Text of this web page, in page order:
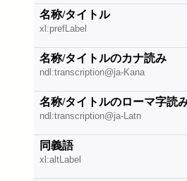
名称/タイトル
xl:prefLabel
名称/タイトルのカナ読み
ndl:transcription@ja-Kana
名称/タイトルのローマ字読
ndl:transcription@ja-Latn
同義語
xl:altLabel